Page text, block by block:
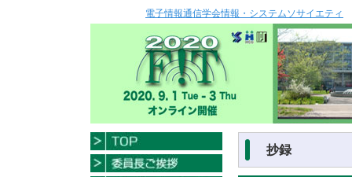
電子情報通信学会情報・システムソサイエティ
抄録